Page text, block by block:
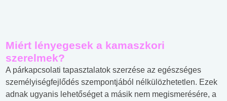
Miért lényegesek a kamaszkori
szerelmek?
A párkapcsolati tapasztalatok szerzése az egészséges
személyiségfejlődés szempontjából nélkülözhetetlen. Ezek
adnak ugyanis lehetőséget a másik nem megismerésére, a